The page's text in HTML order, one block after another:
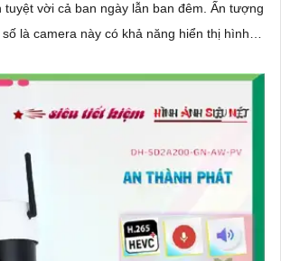
vời cả ban ngày lẫn ban đêm. Ấn tượng
là camera này có khả năng hiển thị hình